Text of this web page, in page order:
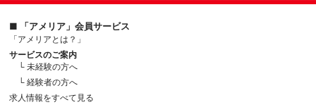
■ 「アメリア」会員サービス
「アメリアとは？」
サービスのご案内
└ 未経験の方へ
└ 経験者の方へ
求人情報をすべて見る